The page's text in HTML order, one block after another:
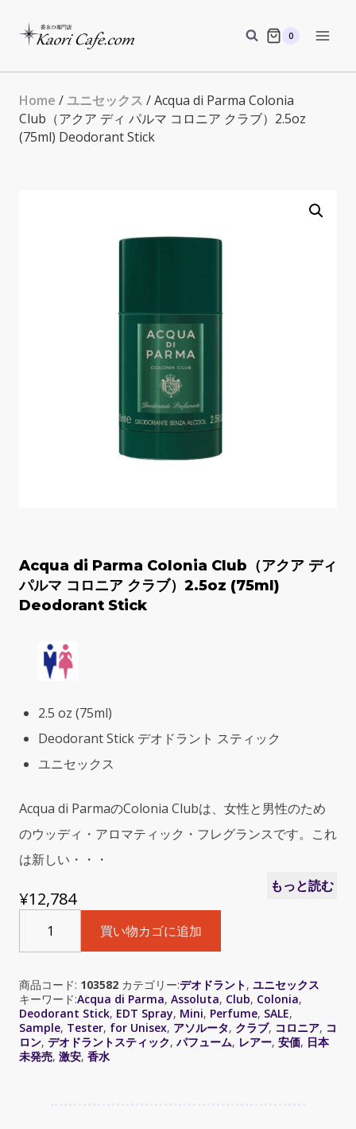
0
Home /ユニセックス / Acqua di Parma Colonia
Club（アクア ディ パルマ コロニア クラブ）2.5oz
(75ml) Deodorant Stick
Acqua di Parma Colonia Club（アクア ディ
パルマ コロニア クラブ）2.5oz (75ml)
Deodorant Stick
2.5 oz (75ml)
Deodorant Stick デオドラント スティック
ユニセックス
Acqua di ParmaのColonia Clubは、女性と男性のため
のウッディ・アロマティック・フレグランスです。これ
は新しい・・・
もっと読む
¥12,784
Parma
Club（ア
ク
ア
デ
ィ
買い物カゴに追加
商品コード: 103582 カテゴリー:デオドラント, ユニセックス
キーワード:Acqua di Parma, Assoluta, Club, Colonia,
Deodorant Stick, EDT Spray, Mini, Perfume, SALE,
Sample, Tester, for Unisex, アソルータ, クラブ, コロニア, コ
ロン, デオドラントスティック, パフューム, レアー, 安価, 日本
未発売, 激安, 香水